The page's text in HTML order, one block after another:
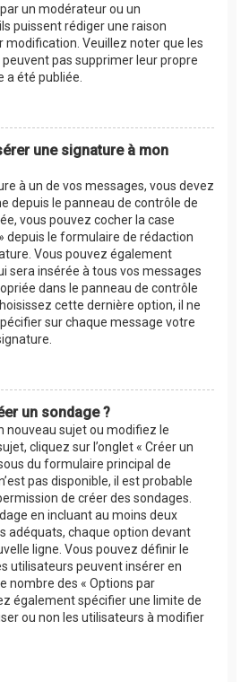
un modérateur ou un
puissent rédiger une raison
modification. Veuillez noter que les
pas supprimer leur propre
a été publiée.
une signature à mon
à un de vos messages, vous devez
depuis le panneau de contrôle de
vous pouvez cocher la case
depuis le formulaire de rédaction
Vous pouvez également
sera insérée à tous vos messages
dans le panneau de contrôle
cette dernière option, il ne
sur chaque message votre
un sondage ?
nouveau sujet ou modifiez le
cliquez sur l’onglet « Créer un
du formulaire principal de
pas disponible, il est probable
de créer des sondages.
en incluant au moins deux
adéquats, chaque option devant
ligne. Vous pouvez définir le
utilisateurs peuvent insérer en
nombre des « Options par
également spécifier une limite de
ou non les utilisateurs à modifier